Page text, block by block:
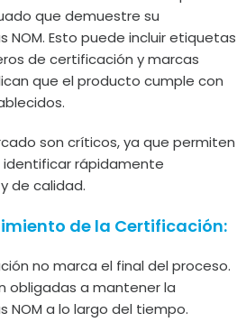
que demuestre su
NOM. Esto puede incluir etiquetas
de certificación y marcas
que el producto cumple con
son críticos, ya que permiten
identificar rápidamente
de calidad.
de la Certificación:
no marca el final del proceso.
obligadas a mantener la
NOM a lo largo del tiempo.